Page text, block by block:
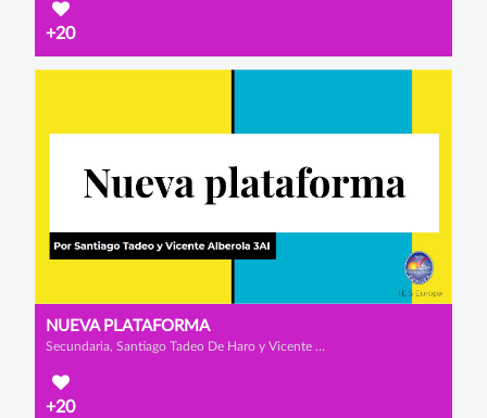
+20
NUEVA PLATAFORMA
Secundaria, Santiago Tadeo De Haro y Vicente Alberola Rodríguez
+20